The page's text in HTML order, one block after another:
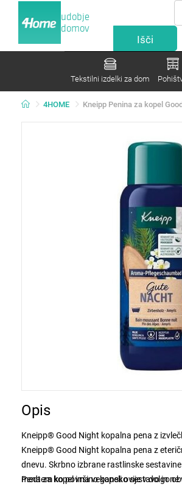
udobje
domov
Tekstilni izdelki za dom
4HOME Kneipp Penina za kopel
Opis
Kneipp® Good Night kopalna pena z
Kneipp® Good Night kopalna pena z
dnevu. Skrbno izbrane rastlinske
medtem ko površino kopeli ovije v dolgo
Pena za kopel ima vegansko sestavo in